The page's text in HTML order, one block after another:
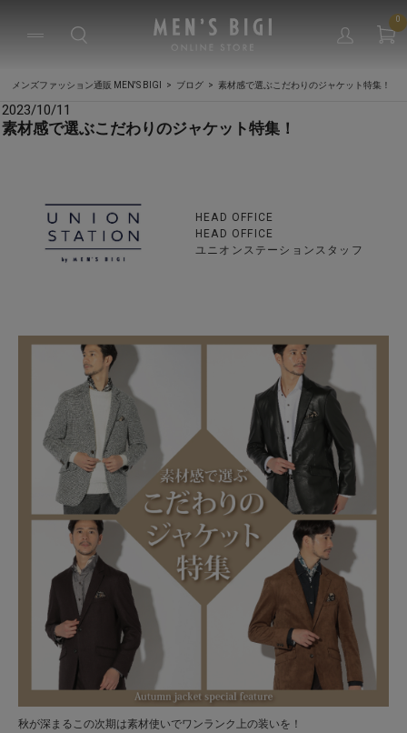
0
メンズファッション通販 MEN'S BIGI ブログ 素材感で選ぶこだわりのジャケット特集！
2023/10/11
素材感で選ぶこだわりのジャケット特集！
HEAD OFFICE
HEAD OFFICE
ユニオンステーションスタッフ
秋が深まるこの次期は素材使いでワンランク上の装いを！